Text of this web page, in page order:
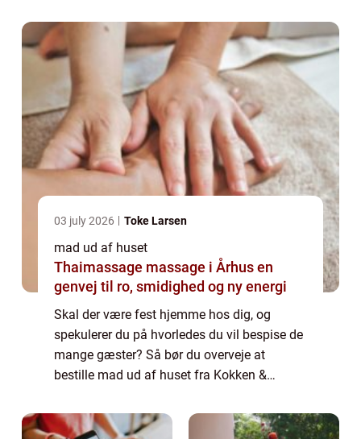
03 july 2026 Toke Larsen
mad ud af huset
Thaimassage massage i Århus en
genvej til ro, smidighed og ny energi
Skal der være fest hjemme hos dig, og
spekulerer du på hvorledes du vil bespise de
mange gæster? Så bør du overveje at
bestille mad ud af huset fra Kokken &
Kokken & Jomf...